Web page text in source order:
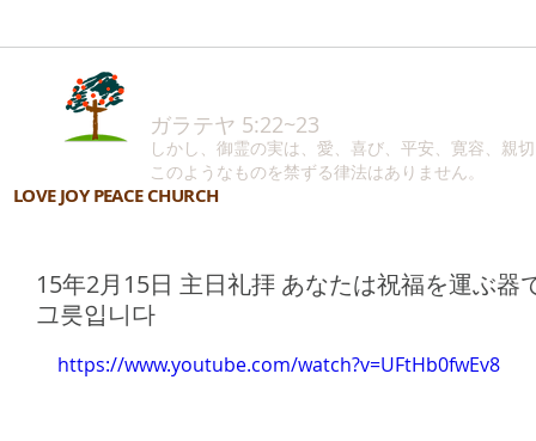
LOVE JOY PEACE CHURCH
ガラテヤ 5:22~23
しかし、御霊の実は、愛、喜び、平安、寛容、親
このようなものを禁ずる律法はありません。
15年2月15日 主日礼拝 あなたは祝福を運ぶ器
그릇입니다
https://www.youtube.com/watch?v=UFtHb0fwEv8